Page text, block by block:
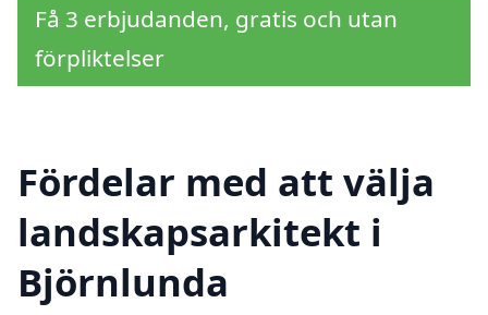
Få 3 erbjudanden, gratis och utan
förpliktelser
Fördelar med att välja
landskapsarkitekt i
Björnlunda